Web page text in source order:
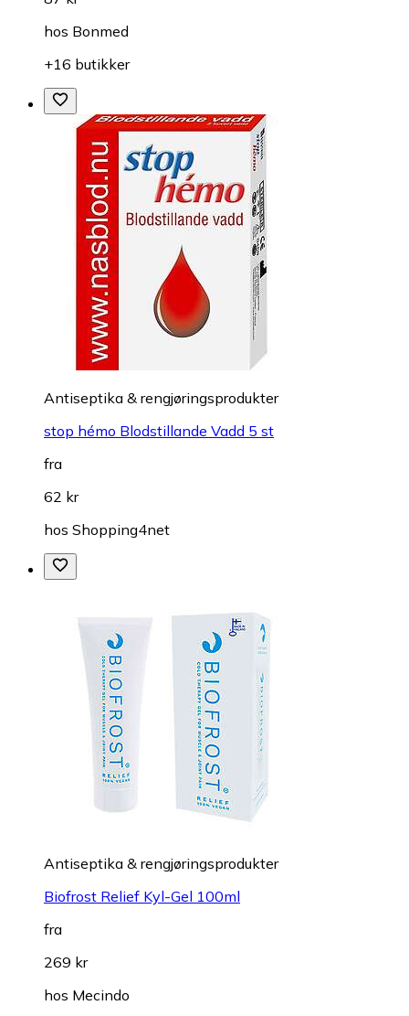
hos Bonmed
+16 butikker
Antiseptika & rengjøringsprodukter
stop hémo Blodstillande Vadd 5 st
fra
62 kr
hos Shopping4net
Antiseptika & rengjøringsprodukter
Biofrost Relief Kyl-Gel 100ml
fra
269 kr
hos Mecindo